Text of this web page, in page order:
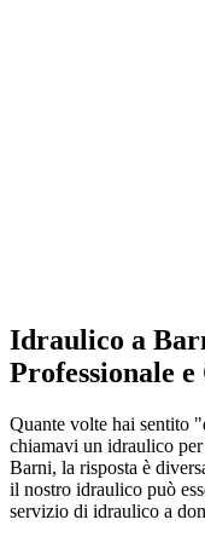
Idraulico a
Professionale
Quante volte hai sentito
chiamavi un idraulico
Barni, la risposta è
il nostro idraulico può
servizio di idraulico a